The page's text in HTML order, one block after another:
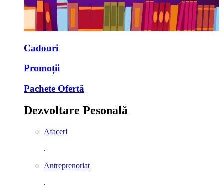
Cadouri
Promoții
Pachete Ofertă
Dezvoltare Pesonală
Afaceri
.
Antreprenoriat
.